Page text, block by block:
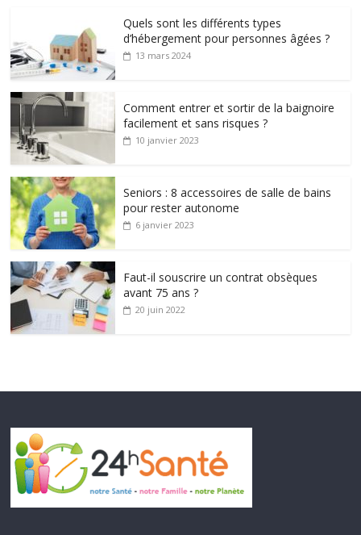
Quels sont les différents types
d’hébergement pour personnes âgées ?
13 mars 2024
Comment entrer et sortir de la baignoire
facilement et sans risques ?
10 janvier 2023
Seniors : 8 accessoires de salle de bains
pour rester autonome
6 janvier 2023
Faut-il souscrire un contrat obsèques
avant 75 ans ?
20 juin 2022